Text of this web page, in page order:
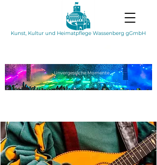
Kunst, Kultur und Heimatpflege Wassenberg gGmbH
UnvergesslicheMomente